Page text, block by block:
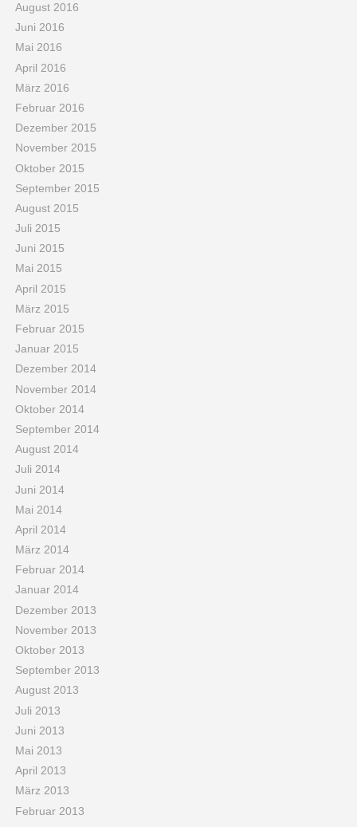
August 2016
Juni 2016
Mai 2016
April 2016
März 2016
Februar 2016
Dezember 2015
November 2015
Oktober 2015
September 2015
August 2015
Juli 2015
Juni 2015
Mai 2015
April 2015
März 2015
Februar 2015
Januar 2015
Dezember 2014
November 2014
Oktober 2014
September 2014
August 2014
Juli 2014
Juni 2014
Mai 2014
April 2014
März 2014
Februar 2014
Januar 2014
Dezember 2013
November 2013
Oktober 2013
September 2013
August 2013
Juli 2013
Juni 2013
Mai 2013
April 2013
März 2013
Februar 2013